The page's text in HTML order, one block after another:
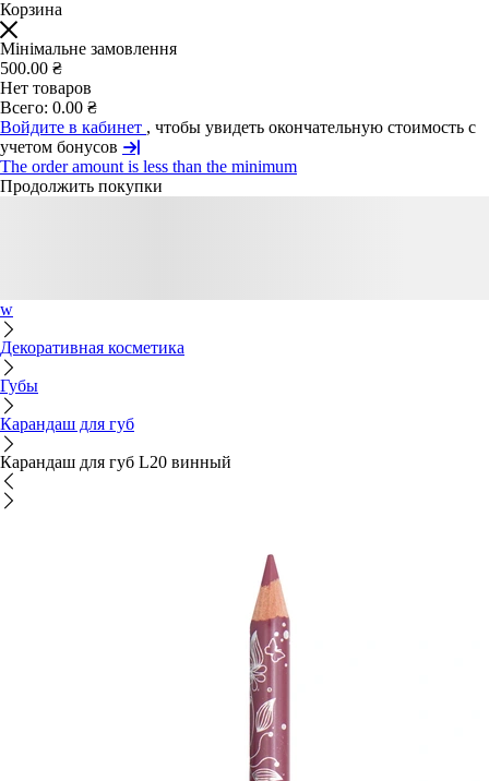
Корзина
Мінімальне замовлення
500.00 ₴
Нет товаров
Всего: 0.00 ₴
Войдите в кабинет , чтобы увидеть окончательную стоимость с
учетом бонусов
The order amount is less than the minimum
Продолжить покупки
w
Декоративная косметика
Губы
Карандаш для губ
Карандаш для губ L20 винный